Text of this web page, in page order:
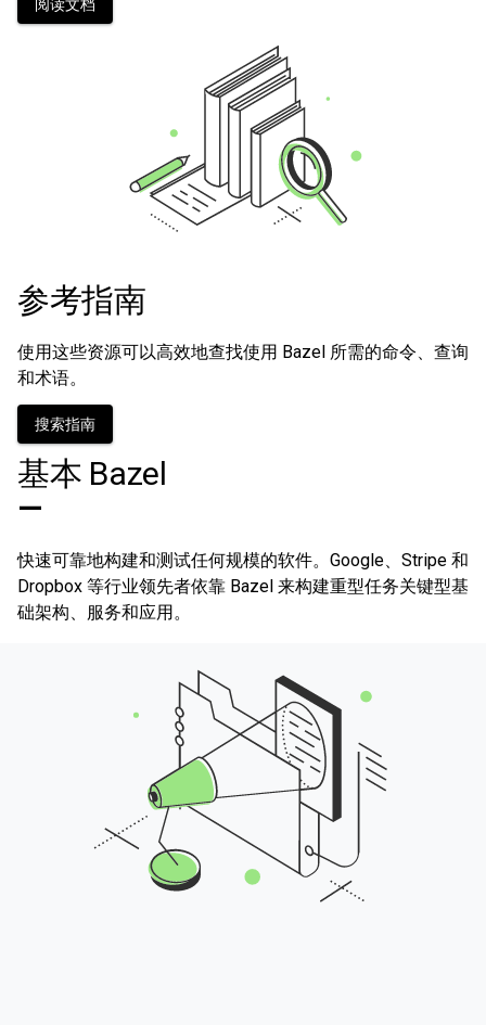
阅读文档
参考指南
使用这些资源可以高效地查找使用 Bazel 所需的命令、查询
和术语。
搜索指南
基本 Bazel
—
快速可靠地构建和测试任何规模的软件。Google、Stripe 和
Dropbox 等行业领先者依靠 Bazel 来构建重型任务关键型基
础架构、服务和应用。